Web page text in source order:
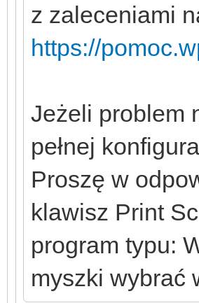
z zaleceniami
https://
Jeżeli problem
pełnej
Proszę w
klawisz Print
program typu:
myszki wybrać